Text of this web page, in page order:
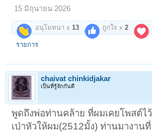
15 มิถุนายน 2026
อนุโมทนา x 13 ถูกใจ x2
รายการ
chaivat chinkidjakar
เป็นที่รู้จักกันดี
พูดถึงพ่อท่านคล้าย ที่ผมเคยโพสต์ไ
เป่าหัวให้ผม(2512มั้ง) ท่านมางาน